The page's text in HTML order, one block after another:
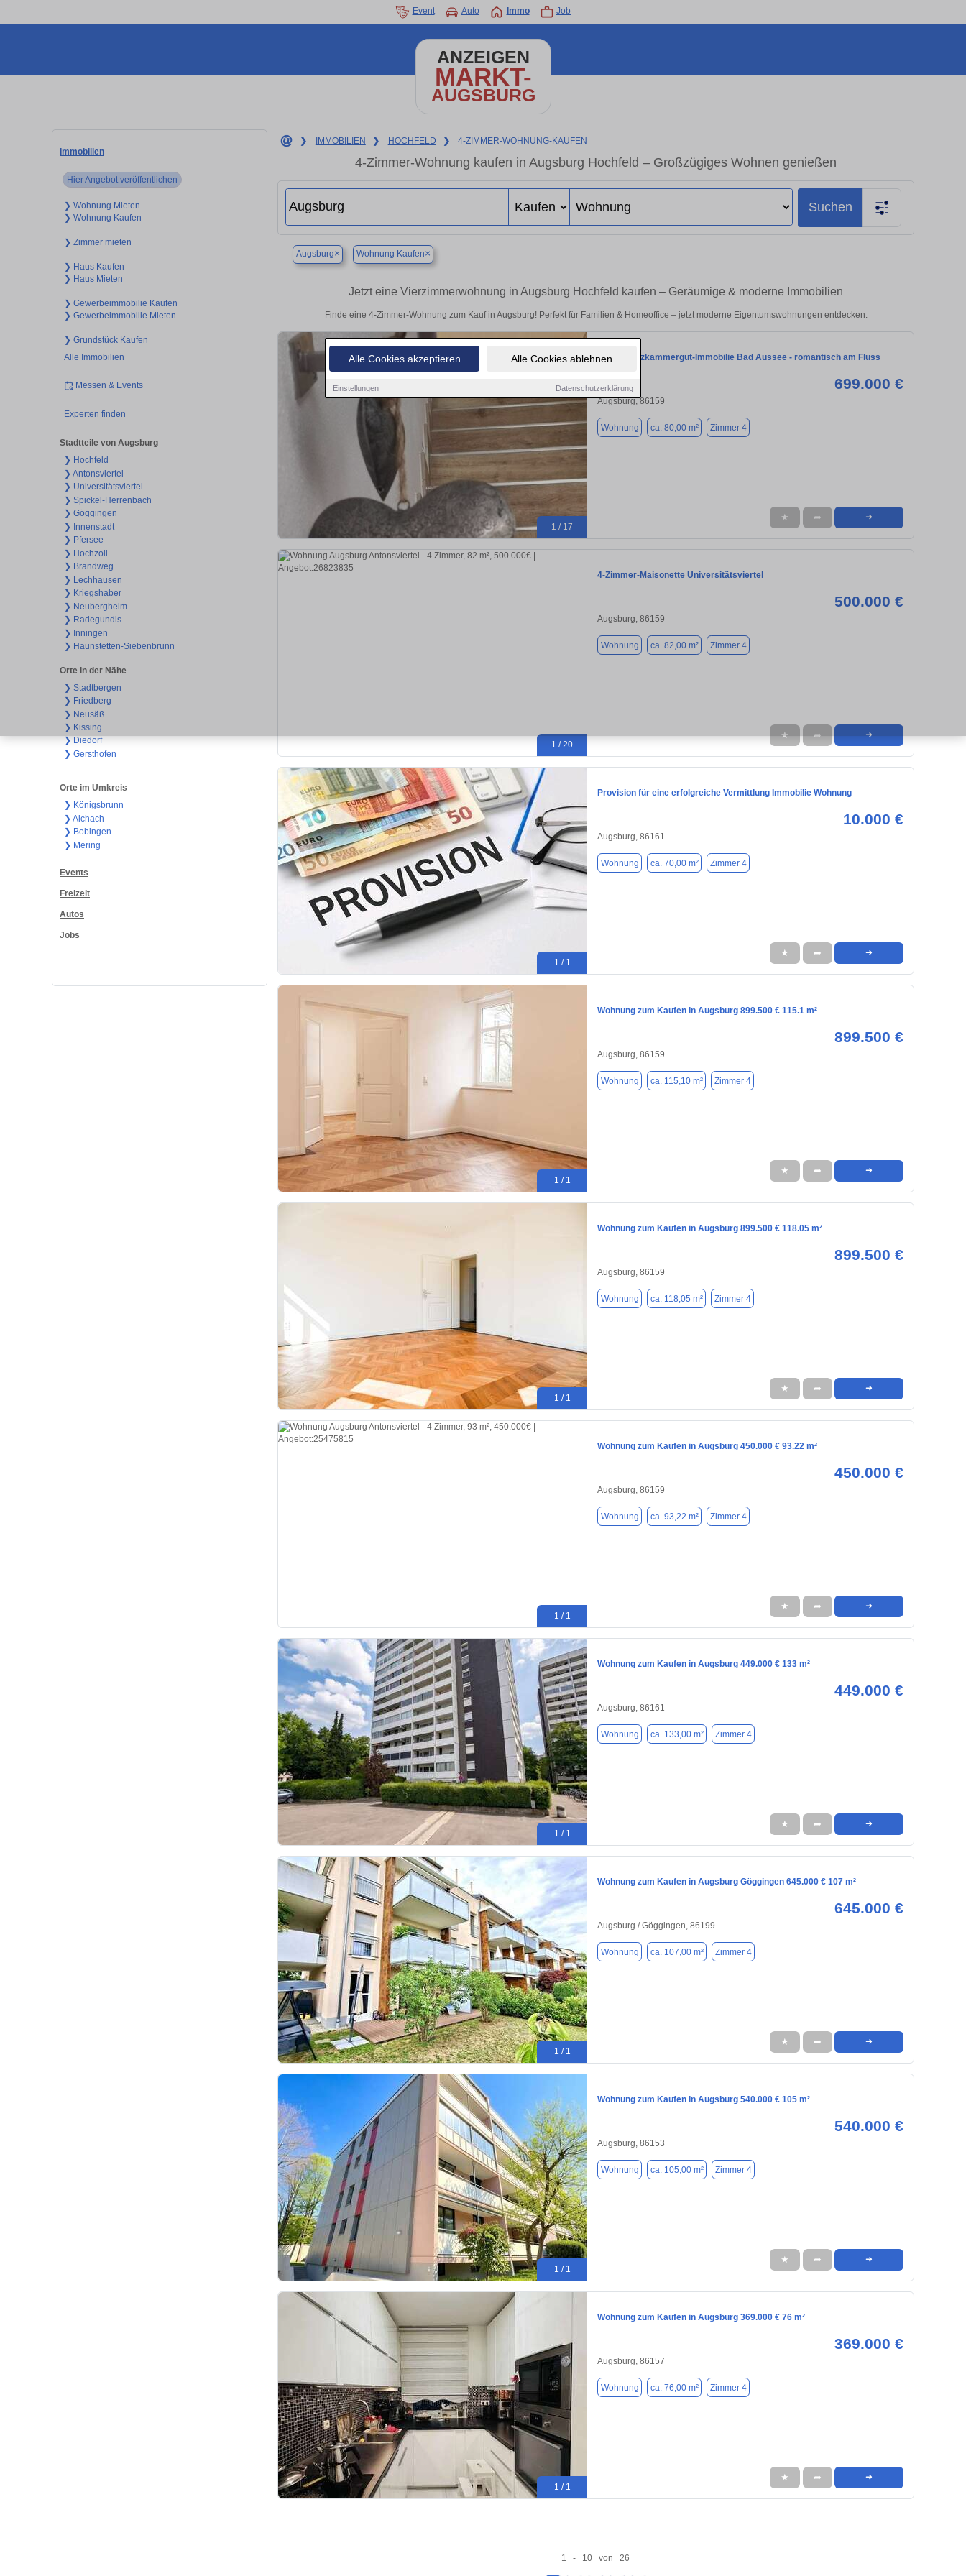
Alle Cookies akzeptieren Alle Cookies ablehnen
Einstellungen Datenschutzerklärung
Event Auto Immo Job
ANZEIGEN
MARKT-
AUGSBURG
Immobilien
Hier Angebot veröffentlichen
❯ Wohnung Mieten
❯ Wohnung Kaufen
❯ Zimmer mieten
❯ Haus Kaufen
❯ Haus Mieten
❯ Gewerbeimmobilie Kaufen
❯ Gewerbeimmobilie Mieten
❯ Grundstück Kaufen
Alle Immobilien
Messen & Events
Experten finden
Stadtteile von Augsburg
❯ Hochfeld
❯ Antonsviertel
❯ Universitätsviertel
❯ Spickel-Herrenbach
❯ Göggingen
❯ Innenstadt
❯ Pfersee
❯ Hochzoll
❯ Brandweg
❯ Lechhausen
❯ Kriegshaber
❯ Neubergheim
❯ Radegundis
❯ Inningen
❯ Haunstetten-Siebenbrunn
Orte in der Nähe
❯ Stadtbergen
❯ Friedberg
❯ Neusäß
❯ Kissing
❯ Diedorf
❯ Gersthofen
Orte im Umkreis
❯ Königsbrunn
❯ Aichach
❯ Bobingen
❯ Mering
Events
Freizeit
Autos
Jobs
❯ IMMOBILIEN ❯ HOCHFELD ❯ 4-ZIMMER-WOHNUNG-KAUFEN
4-Zimmer-Wohnung kaufen in Augsburg Hochfeld – Großzügiges Wohnen genießen
Suchen
Augsburg× Wohnung Kaufen×
Jetzt eine Vierzimmerwohnung in Augsburg Hochfeld kaufen – Geräumige & moderne Immobilien
Finde eine 4-Zimmer-Wohnung zum Kauf in Augsburg! Perfekt für Familien & Homeoffice – jetzt moderne Eigentumswohnungen entdecken.
1 / 17
Österr. Salzkammergut-Immobilie Bad Aussee - romantisch am Fluss
699.000 €
Augsburg, 86159
Wohnung ca. 80,00 m² Zimmer 4
★ ➦ ➜
1 / 20
4-Zimmer-Maisonette Universitätsviertel
500.000 €
Augsburg, 86159
Wohnung ca. 82,00 m² Zimmer 4
★ ➦ ➜
1 / 1
Provision für eine erfolgreiche Vermittlung Immobilie Wohnung
10.000 €
Augsburg, 86161
Wohnung ca. 70,00 m² Zimmer 4
★ ➦ ➜
1 / 1
Wohnung zum Kaufen in Augsburg 899.500 € 115.1 m²
899.500 €
Augsburg, 86159
Wohnung ca. 115,10 m² Zimmer 4
★ ➦ ➜
1 / 1
Wohnung zum Kaufen in Augsburg 899.500 € 118.05 m²
899.500 €
Augsburg, 86159
Wohnung ca. 118,05 m² Zimmer 4
★ ➦ ➜
1 / 1
Wohnung zum Kaufen in Augsburg 450.000 € 93.22 m²
450.000 €
Augsburg, 86159
Wohnung ca. 93,22 m² Zimmer 4
★ ➦ ➜
1 / 1
Wohnung zum Kaufen in Augsburg 449.000 € 133 m²
449.000 €
Augsburg, 86161
Wohnung ca. 133,00 m² Zimmer 4
★ ➦ ➜
1 / 1
Wohnung zum Kaufen in Augsburg Göggingen 645.000 € 107 m²
645.000 €
Augsburg / Göggingen, 86199
Wohnung ca. 107,00 m² Zimmer 4
★ ➦ ➜
1 / 1
Wohnung zum Kaufen in Augsburg 540.000 € 105 m²
540.000 €
Augsburg, 86153
Wohnung ca. 105,00 m² Zimmer 4
★ ➦ ➜
1 / 1
Wohnung zum Kaufen in Augsburg 369.000 € 76 m²
369.000 €
Augsburg, 86157
Wohnung ca. 76,00 m² Zimmer 4
★ ➦ ➜
1 - 10 von 26